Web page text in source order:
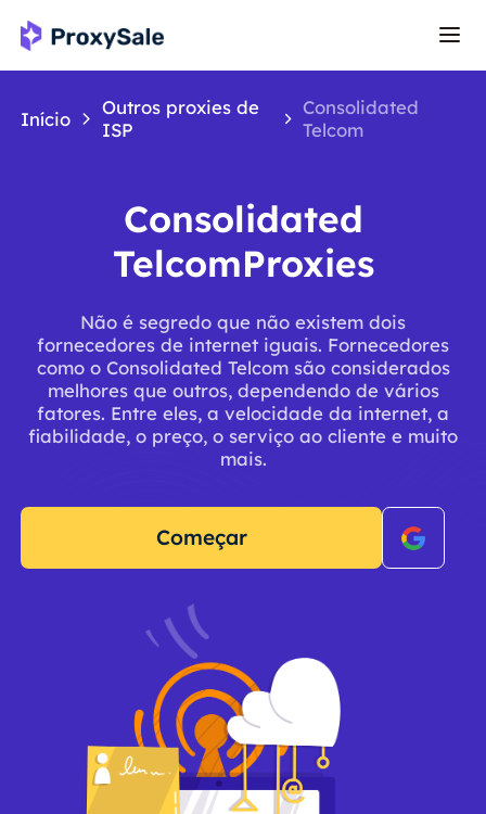
Início
Outros proxies de
ISP
Consolidated
Telcom
Consolidated
TelcomProxies
Não é segredo que não existem dois
fornecedores de internet iguais. Fornecedores
como o Consolidated Telcom são considerados
melhores que outros, dependendo de vários
fatores. Entre eles, a velocidade da internet, a
fiabilidade, o preço, o serviço ao cliente e muito
mais.
Começar